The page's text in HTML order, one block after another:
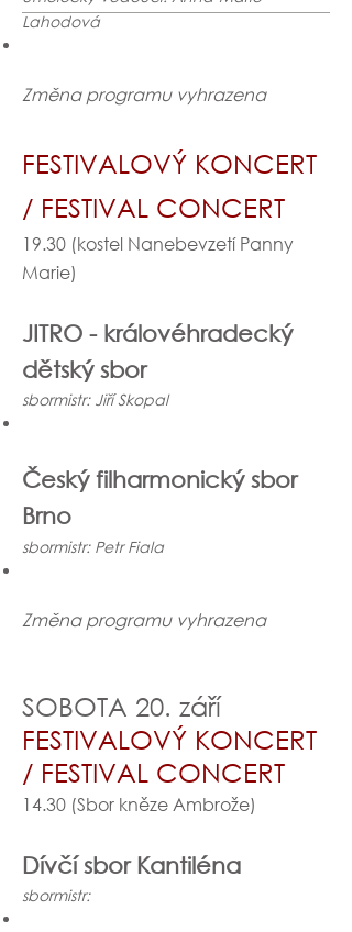
Lahodová
Změna programu vyhrazena
FESTIVALOVÝ KONCERT
/ FESTIVAL CONCERT
19.30 (kostel Nanebevzetí Panny
Marie)
JITRO - královéhradecký
dětský sbor
sbormistr: Jiří Skopal
Český filharmonický sbor
Brno
sbormistr: Petr Fiala
Změna programu vyhrazena
SOBOTA 20. září
FESTIVALOVÝ KONCERT
/ FESTIVAL CONCERT
14.30 (Sbor kněze Ambrože)
Dívčí sbor Kantiléna
sbormistr: